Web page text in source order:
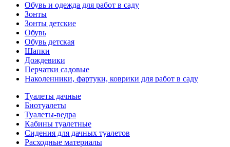
Обувь и одежда для работ в саду
Зонты
Зонты детские
Обувь
Обувь детская
Шапки
Дождевики
Перчатки садовые
Наколенники, фартуки, коврики для работ в саду
Туалеты дачные
Биотуалеты
Туалеты-ведра
Кабины туалетные
Сидения для дачных туалетов
Расходные материалы